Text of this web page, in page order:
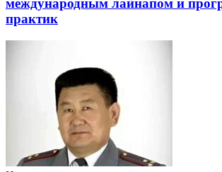
международным лайнапом и
практик